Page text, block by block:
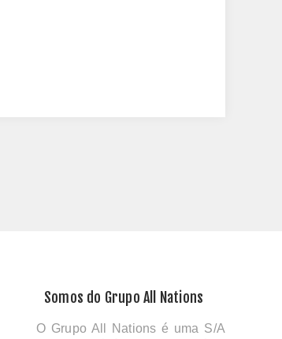
Somos do Grupo All Nations
O Grupo All Nations é uma S/A